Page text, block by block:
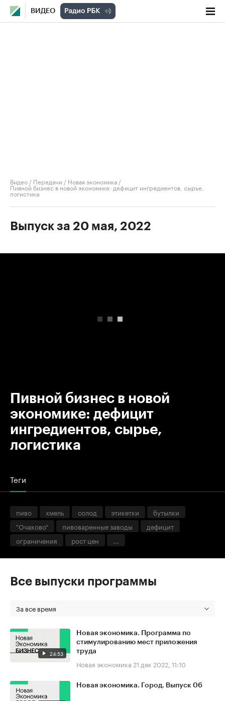
ВИДЕО
Видео / Передачи / Новая экономика /
Пивной бизнес в новой экономике: дефицит ингредиентов, сырье,
логистика
Выпуск за 20 мая, 2022
Пивной бизнес в новой
экономике: дефицит
ингредиентов, сырье,
логистика
Теги
пиво хмель солод этикетки
бутылки
"Очаково"
пивоваренные заводы
дефицит
ограничения
рост цен
Все выпуски программы
За все время
24:53
Новая экономика. Программа по
стимулированию мест приложения
труда
Новая экономика 21 дек 2022, 11:10
Новая экономика. Город. Выпуск 06